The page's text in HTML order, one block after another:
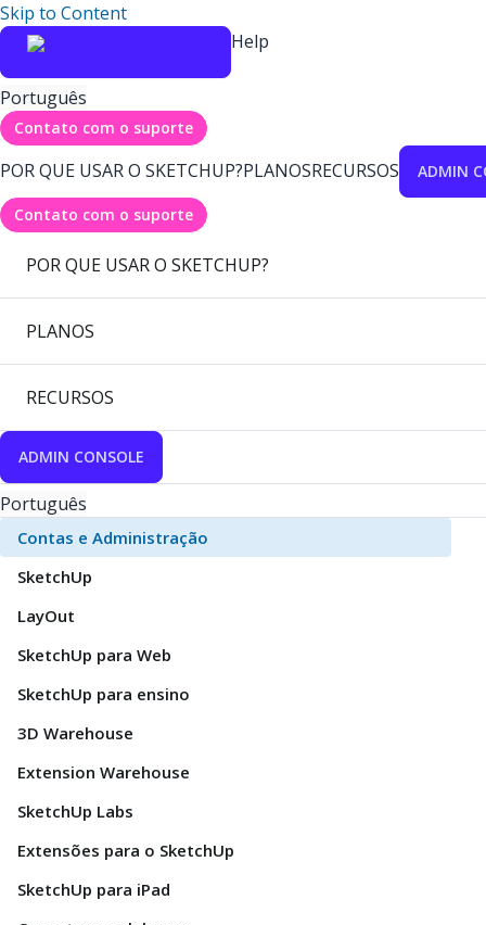
Skip to Content
Help
Português
Contato com o suporte
POR QUE USAR O SKETCHUP?PLANOSRECURSOS ADMIN
Contato com o suporte
POR QUE USAR O SKETCHUP?
PLANOS
RECURSOS
ADMIN CONSOLE
Português
Contas e Administração
SketchUp
LayOut
SketchUp para Web
SketchUp para ensino
3D Warehouse
Extension Warehouse
SketchUp Labs
Extensões para o SketchUp
SketchUp para iPad